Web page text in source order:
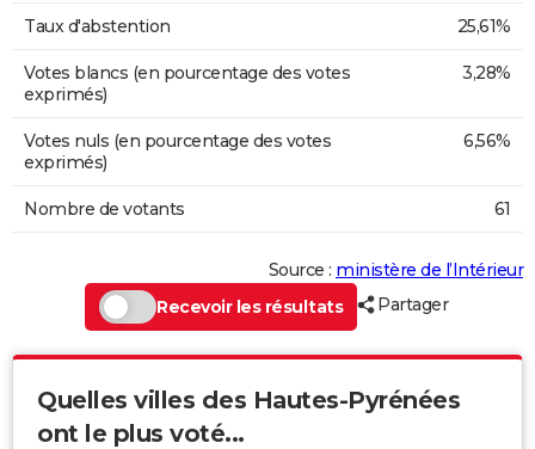
Taux d'abstention 25,61%
Votes blancs (en pourcentage des votes
exprimés)
3,28%
Votes nuls (en pourcentage des votes
exprimés)
6,56%
Nombre de votants 61
Source : ministère de l’Intérieur
Recevoir les résultats
Partager
Quelles villes des Hautes-Pyrénées
ont le plus voté...